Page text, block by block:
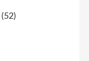
(52)